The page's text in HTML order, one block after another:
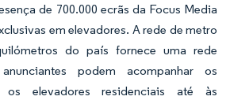
de 700.000 ecrãs da Focus Media
em elevadores. A rede de metro
do país fornece uma rede
podem acompanhar os
os elevadores residenciais até às